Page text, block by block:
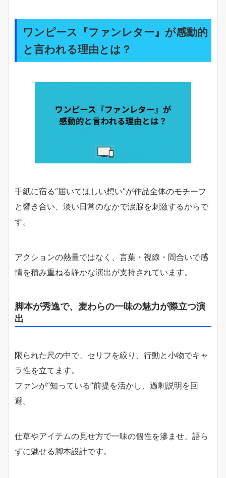
ワンピース『ファンレター』が感動的
と言われる理由とは？
手紙に宿る“届いてほしい想い”が作品全体のモチーフ
と響き合い、淡い日常のなかで涙腺を刺激するからで
す。
アクションの熱量ではなく、言葉・視線・間合いで感
情を積み重ねる静かな演出が支持されています。
脚本が秀逸で、麦わらの一味の魅力が際立つ演
出
限られた尺の中で、セリフを絞り、行動と小物でキャ
ラ性を立てます。
ファンが“知っている”前提を活かし、過剰説明を回
避。
仕草やアイテムの見せ方で一味の個性を滲ませ、語ら
ずに魅せる脚本設計です。